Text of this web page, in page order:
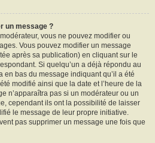
un message ?
vous ne pouvez modifier ou
Vous pouvez modifier un message
après sa publication) en cliquant sur le
Si quelqu’un a déjà répondu au
en bas du message indiquant qu’il a été
modifié ainsi que la date et l’heure de la
n’apparaîtra pas si un modérateur ou un
cependant ils ont la possibilité de laisser
le message de leur propre initiative.
pas supprimer un message une fois que